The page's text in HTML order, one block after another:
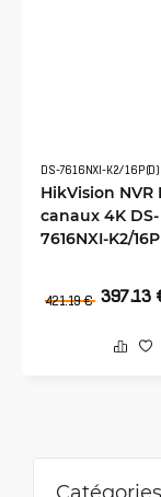
DS-7616NXI-K2/16P(D)
HikVision NVR
canaux 4K DS-
7616NXI-K2/
421.19 € 397.13